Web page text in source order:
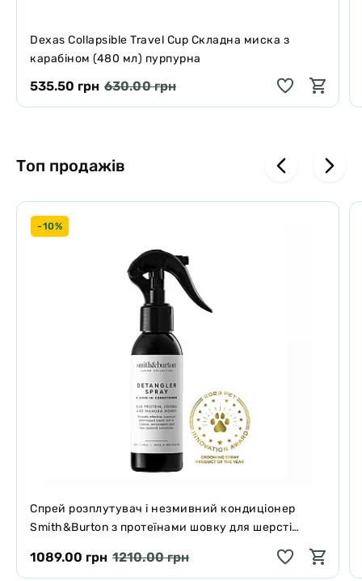
Dexas Collapsible Travel Cup Складна миска з
карабіном (480 мл) пурпурна
535.50 грн 630.00 грн
Топ продажів
-10%
Спрей розплутувач і незмивний кондиціонер
Smith&Burton з протеїнами шовку для шерсті
1089.00 грн 1210.00 грн